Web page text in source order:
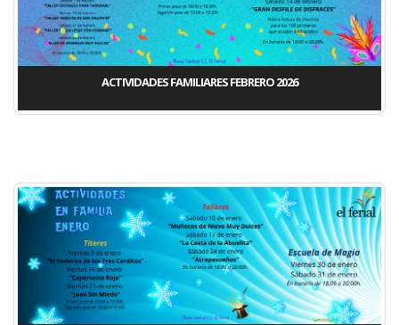
ACTIVIDADES FAMILIARES FEBRERO 2026